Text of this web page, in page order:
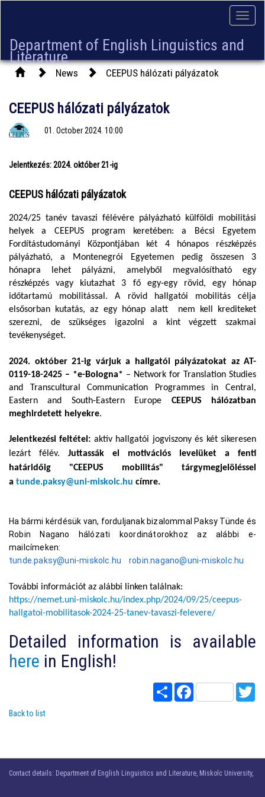
Toggle
Department of English Linguistics and
Literature
News CEEPUS hálózati pályázatok
CEEPUS hálózati pályázatok
01. October 2024. 10:00
Jelentkezés: 2024. október 21-ig
CEEPUS hálózati pályázatok
2024/25 tanév tavaszi félévére pályázható külföldi mobilitási
helyek a CEEPUS program keretében: a Bécsi Egyetem
Fordítástudományi Központjában két 4 hónapos részképzés
pályázható, a Montenegrói Egyetemen pedig összesen 3
hónapra lehet pályázni, amelyből megvalósítható egy
részképzés vagy kiutazhat 3 fő egy-egy rövid, egy hónap
időtartamú mobilitással. A rövid hallgatói mobilitás célja
elsősorban kutatás, az egy hónap alatt nem kell krediteket
szerezni, de szükséges igazolni a kint végzett szakmai
tevékenységet.
2024. október 21-ig várjuk a hallgatói pályázatokat az AT-
0119-18-2425 – *e-Bologna* – Network for Translation Studies
and Transcultural Communication Programmes in Central,
Eastern and South-Eastern Europe CEEPUS hálózatban
meghirdetett helyekre.
Jelentkezési feltétel: aktív hallgatói jogviszony és két sikeresen
lezárt félév. Juttassák el motivációs levelüket a fenti
határidőig "CEEPUS mobilitás" tárgymegjelöléssel
a tunde.paksy@uni-miskolc.hu címre.
Ha bármi kérdésük van, forduljanak bizalommal Paksy Tünde és
Robin Nagano hálózati koordinátorokhoz az alábbi e-
mailcímeken:
tunde.paksy@uni-miskolc.hu
robin.nagano@uni-miskolc.hu
További információt az alábbi linken találnak:
https://nemet.uni-miskolc.hu/index.php/2024/09/25/ceepus-
hallgatoi-mobilitasok-2024-25-tanev-tavaszi-felevere/
Detailed information is available
here in English!
Share Facebook
Back to list
Contact details: Department of English Linguistics and Literature, Miskolc University,